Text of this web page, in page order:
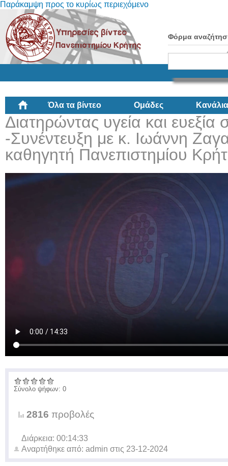
Παράκαμψη προς το κυρίως περιεχόμενο
Φόρμα
Όλα τα βίντεο Ομάδες Κανάλια
Διατηρώντας υγεία και ευεξία
-Συνέντευξη με κ. Ιωάννη
καθηγητή Πανεπιστημίου
Σύνολο ψήφων: 0
2816 προβολές
Διάρκεια: 00:14:33
Αναρτήθηκε από: admin στις 23-12-2024